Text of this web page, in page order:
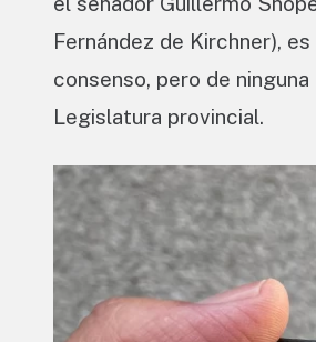
Fernández de Kirchner),
consenso, pero de
Legislatura provincial.